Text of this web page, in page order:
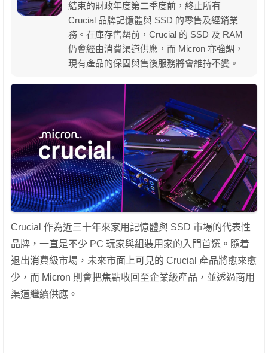
結束的財政年度第二季度前，終止所有
Crucial 品牌記憶體與 SSD 的零售及經銷業
務。在庫存售罄前，Crucial 的 SSD 及 RAM
仍會經由消費渠道供應，而 Micron 亦強調，
現有產品的保固與售後服務將會維持不變。
Crucial 作為近三十年來家用記憶體與 SSD 市場的代表性
品牌，一直是不少 PC 玩家與組裝用家的入門首選。隨着
退出消費級市場，未來市面上可見的 Crucial 產品將愈來愈
少，而 Micron 則會把焦點收回至企業級產品，並透過商用
渠道繼續供應。